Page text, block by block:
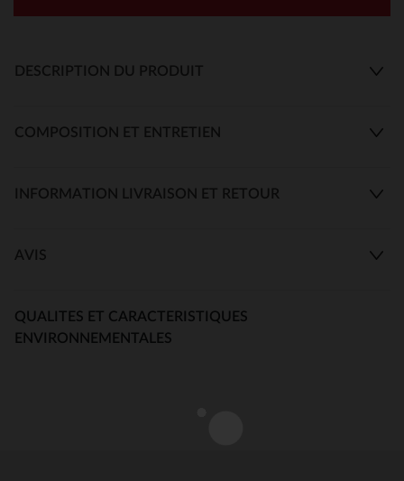
DESCRIPTION DU PRODUIT
COMPOSITION ET ENTRETIEN
INFORMATION LIVRAISON ET RETOUR
AVIS
QUALITES ET CARACTERISTIQUES
ENVIRONNEMENTALES